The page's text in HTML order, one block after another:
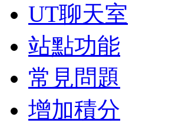
UT聊天室
站點功能
常見問題
增加積分